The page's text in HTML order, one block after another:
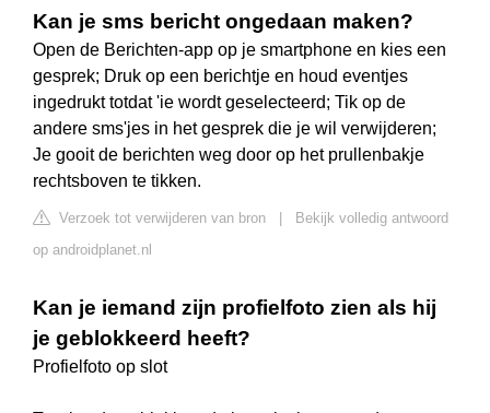
Kan je sms bericht ongedaan maken?
Open de Berichten-app op je smartphone en kies een
gesprek; Druk op een berichtje en houd eventjes
ingedrukt totdat 'ie wordt geselecteerd; Tik op de
andere sms'jes in het gesprek die je wil verwijderen;
Je gooit de berichten weg door op het prullenbakje
rechtsboven te tikken.
Verzoek tot verwijderen van bron
Bekijk volledig antwoord
op androidplanet.nl
Kan je iemand zijn profielfoto zien als hij
je geblokkeerd heeft?
Profielfoto op slot